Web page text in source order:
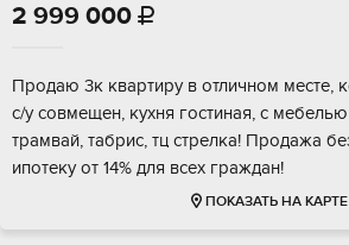
2 999 000 
Продаю 3к квартиру в отличном месте,
с/у совмещен, кухня гостиная, с
трамвай, табрис, тц стрелка! Продажа
ипотеку от 14% для всех граждан!
ПОКАЗАТЬ НА КАРТЕ